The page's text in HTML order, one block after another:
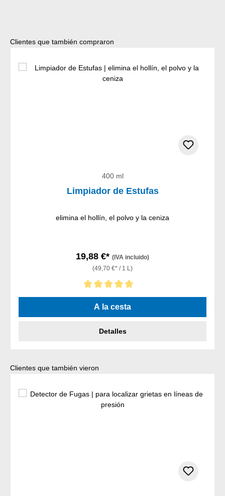
Omitir la galería de productos
Clientes que también compraron
400 ml
Limpiador de Estufas
elimina el hollín, el polvo y la ceniza
19,88 €* (IVA incluido)
(49,70 €* / 1 L)
Calificación promedio de 5 de 5 estrellas
A la cesta
Detalles
Omitir la galería de productos
Clientes que también vieron